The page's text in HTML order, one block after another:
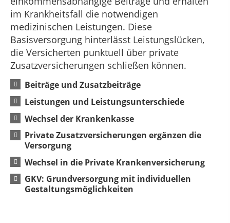
im Krankheitsfall die notwendigen
medizinischen Leistungen. Diese
Basisversorgung hinterlässt Leistungslücken,
die Versicherten punktuell über private
Zusatzversicherungen schließen können.
Beiträge und Zusatzbeiträge
Leistungen und Leistungsunterschiede
Wechsel der Krankenkasse
Private Zusatzversicherungen ergänzen die
Versorgung
Wechsel in die Private Krankenversicherung
GKV: Grundversorgung mit individuellen
Gestaltungsmöglichkeiten